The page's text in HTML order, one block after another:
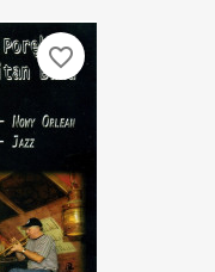
favorite_border